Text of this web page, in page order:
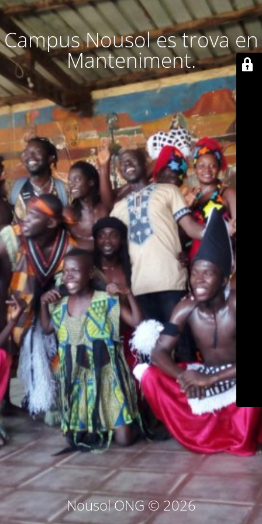
Campus Nousol es trova en
Manteniment.
Nousol ONG © 2026